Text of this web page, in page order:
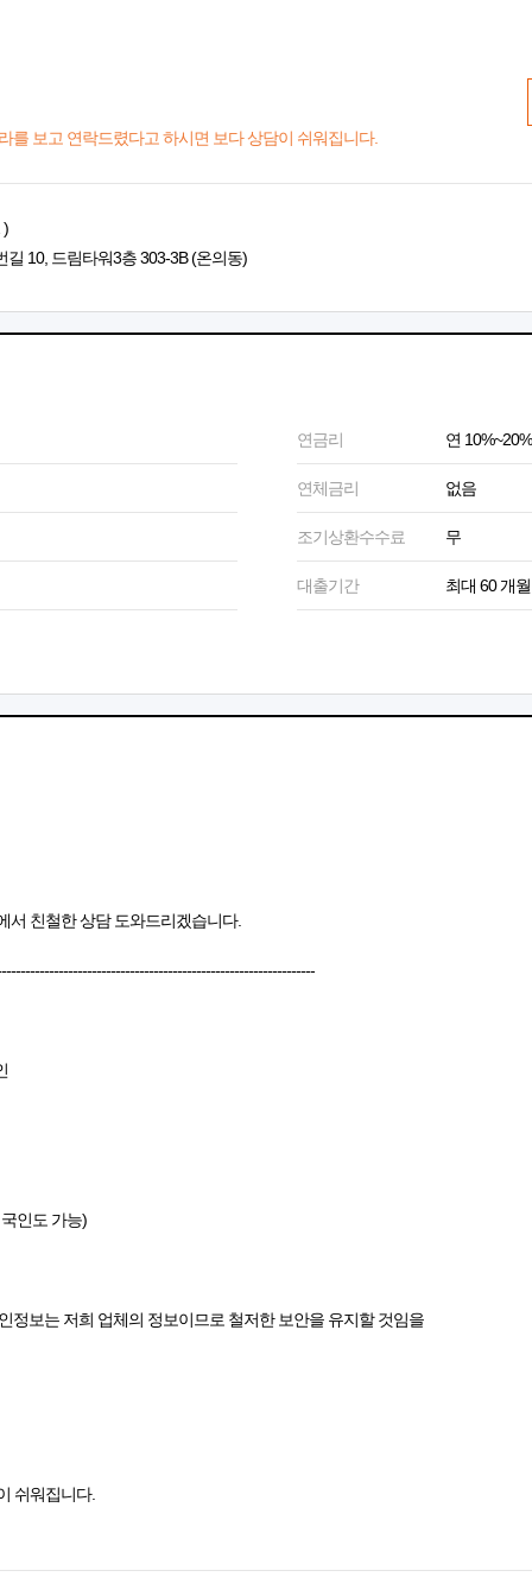
를 보고 연락드렸다고 하시면 보다 상담이 쉬워집니다.
)
10, 드림타워3층 303-3B (온의동)
연금리 연 10%~20%
연체금리 없음
조기상환수수료 무
대출기간 최대 60 개월
서 친철한 상담 도와드리겠습니다.
인도 가능)
보는 저희 업체의 정보이므로 철저한 보안을 유지할 것임을
쉬워집니다.